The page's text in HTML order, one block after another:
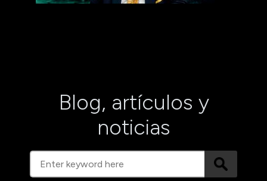
Blog, artículos y
noticias